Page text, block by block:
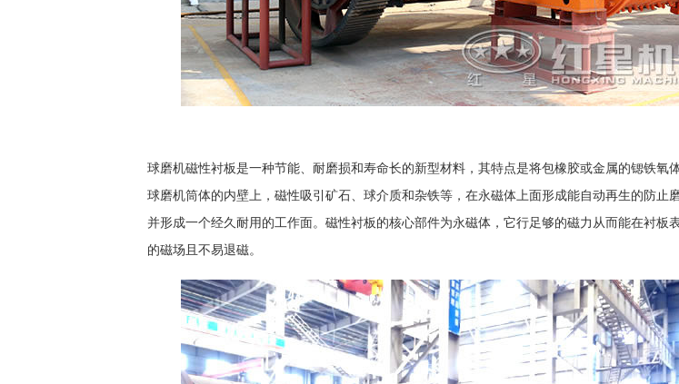
球磨机磁性衬板是一种节能、耐磨损和寿命长的新型材料，其特点是将包橡胶或金属的锶铁氧
球磨机筒体的内壁上，磁性吸引矿石、球介质和杂铁等，在永磁体上面形成能自动再生的防止
并形成一个经久耐用的工作面。磁性衬板的核心部件为永磁体，它行足够的磁力从而能在衬板
的磁场且不易退磁。